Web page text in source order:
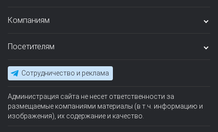
Компаниям
Посетителям
Сотрудничество и реклама
Администрация сайта не несет ответственности за
размещаемые компаниями материалы (в т.ч. информацию и
изображения), их содержание и качество.